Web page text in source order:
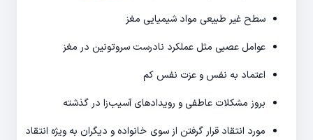
سطح غیر طبیعی مواد شیمیایی مغز
عوامل عصبی مثل عملکرد نادرست سروتونین در مغز
اعتماد به نفس و عزت نفس کم
بروز مشکلات عاطفی و رویدادهای آسیب‌زا در گذشته
مورد انتقاد قرار گرفتن از سوی خانواده و دیگران به ويژه انتقاد